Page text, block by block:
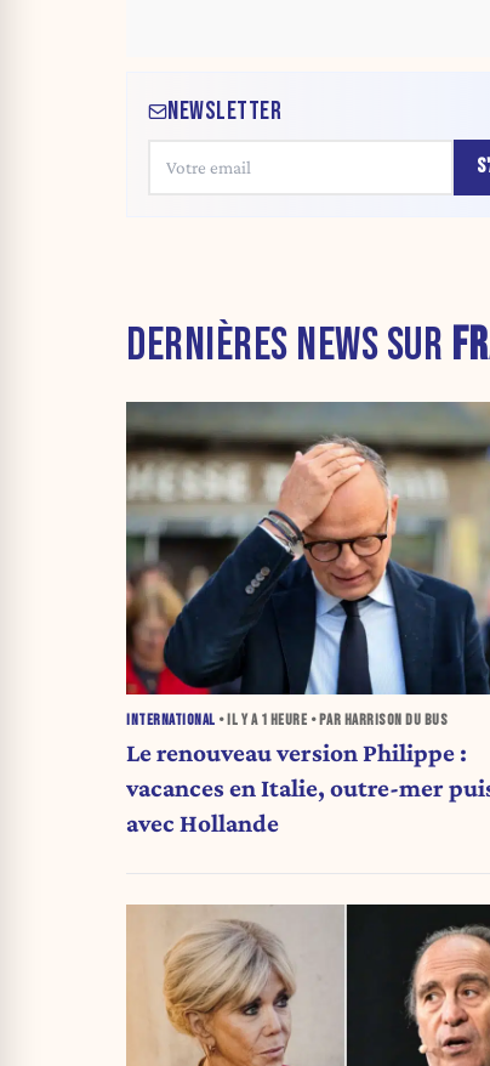
NEWSLETTER
DERNIÈRES NEWS SUR
INTERNATIONAL • IL Y A 1 HEURE • PAR HARRISON DU BUS
Le renouveau version Philippe :
vacances en Italie, outre-mer
avec Hollande